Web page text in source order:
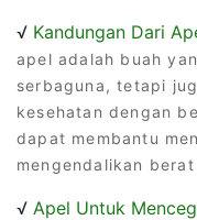
√ Kandungan Dari
apel adalah buah
serbaguna, tetapi
kesehatan dengan
dapat membantu
mengendalikan
√ Apel Untuk